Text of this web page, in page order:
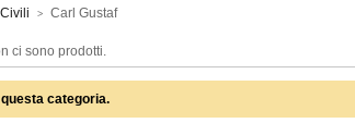
> Carl Gustaf
ci sono prodotti.
categoria.